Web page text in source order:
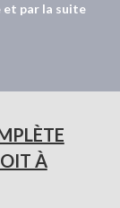
et par la suite
À